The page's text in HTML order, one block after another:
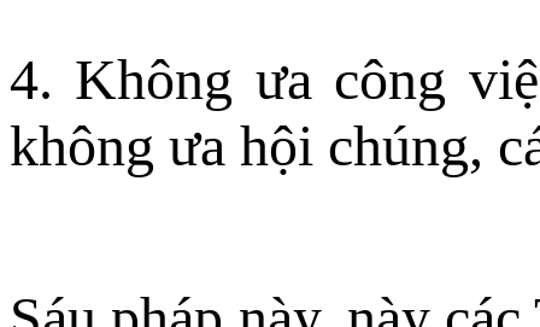
4. Không ưa công
không ưa hội chúng,